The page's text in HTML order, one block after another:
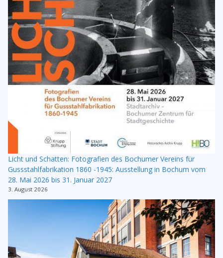
Licht und Schatten: Fotografien des Bochumer Vereins für
Gussstahlfabrikation 1860 -1945: Ausstellung in Bochum vom
28. Mai 2026 bis 31. Januar 2027
3. August 2026